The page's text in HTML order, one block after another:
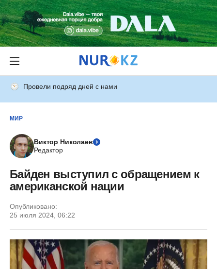
Провели подряд дней с нами
МИР
Виктор Николаев
Редактор
Байден выступил с обращением к
американской нации
Опубликовано:
25 июля 2024, 06:22